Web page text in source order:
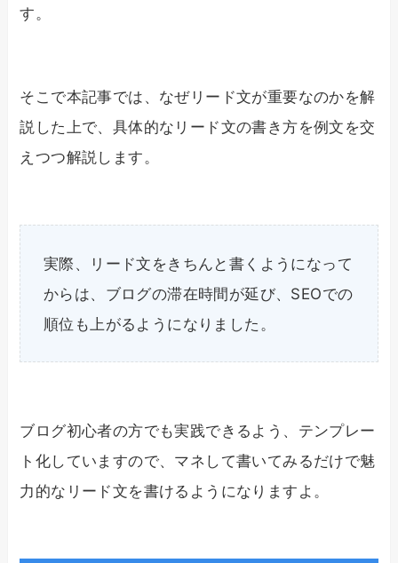
す。
そこで本記事では、なぜリード文が重要なのかを解
説した上で、具体的なリード文の書き方を例文を交
えつつ解説します。
実際、リード文をきちんと書くようになって
からは、ブログの滞在時間が延び、SEOでの
順位も上がるようになりました。
ブログ初心者の方でも実践できるよう、テンプレー
ト化していますので、マネして書いてみるだけで魅
力的なリード文を書けるようになりますよ。